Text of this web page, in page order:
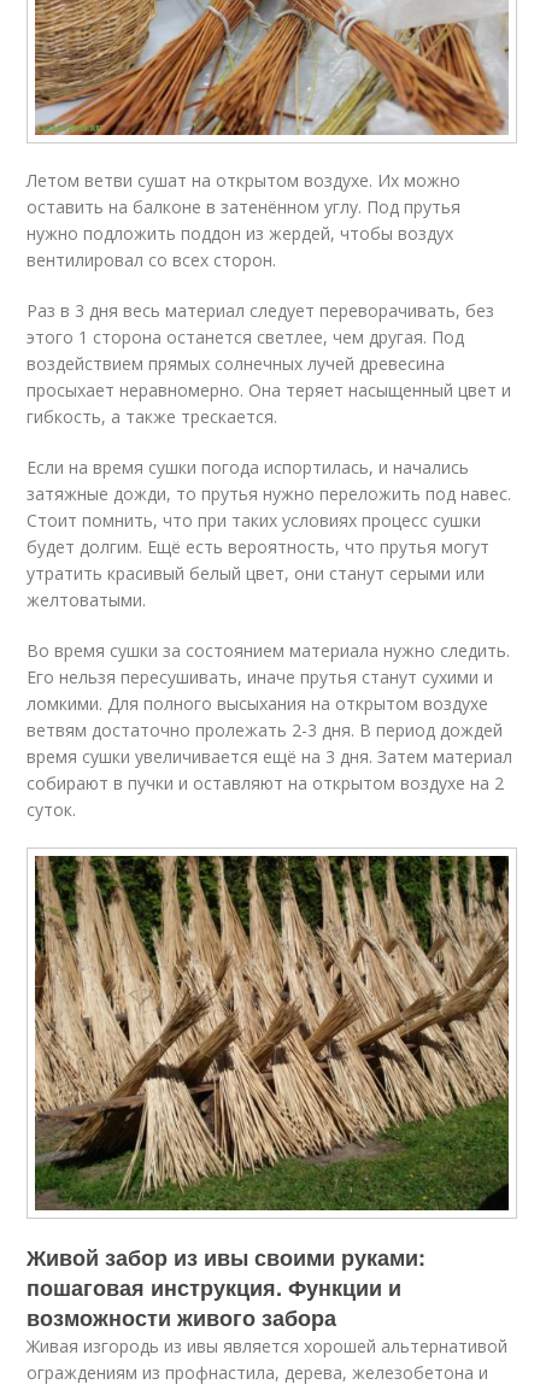
Летом ветви сушат на открытом воздухе. Их можно
оставить на балконе в затенённом углу. Под прутья
нужно подложить поддон из жердей, чтобы воздух
вентилировал со всех сторон.
Раз в 3 дня весь материал следует переворачивать, без
этого 1 сторона останется светлее, чем другая. Под
воздействием прямых солнечных лучей древесина
просыхает неравномерно. Она теряет насыщенный цвет и
гибкость, а также трескается.
Если на время сушки погода испортилась, и начались
затяжные дожди, то прутья нужно переложить под навес.
Стоит помнить, что при таких условиях процесс сушки
будет долгим. Ещё есть вероятность, что прутья могут
утратить красивый белый цвет, они станут серыми или
желтоватыми.
Во время сушки за состоянием материала нужно следить.
Его нельзя пересушивать, иначе прутья станут сухими и
ломкими. Для полного высыхания на открытом воздухе
ветвям достаточно пролежать 2-3 дня. В период дождей
время сушки увеличивается ещё на 3 дня. Затем материал
собирают в пучки и оставляют на открытом воздухе на 2
суток.
Живой забор из ивы своими руками:
пошаговая инструкция. Функции и
возможности живого забора
Живая изгородь из ивы является хорошей альтернативой
ограждениям из профнастила, дерева, железобетона и